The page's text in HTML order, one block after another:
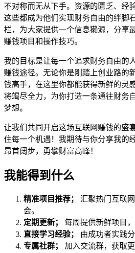
不对称而无从下手。资源的匮乏、经
这些都成为他们实现财务自由的绊脚
栏，为大家提供一个信息獭源，分享
赚钱项目和操作技巧。
我的目标是让每一个追求财务自由的
赚钱途径。无论你是刚踏上创业路的
钱高手，在这里你都能获得新鲜的灵
将竭尽全力，为你打造一条通往财务
梦想。
让我们共同开启这场互联网赚钱的盛
住每一个机遇！我期待与你分享我的
昂首阔步，勇攀财富高峰！
我能得到什么
精准项目推荐；
汇聚热门互联
会。
定期更新；
每周提供新鲜项目
直接学习经验；
由成功者实践
专属社群；
加入交流群，获取